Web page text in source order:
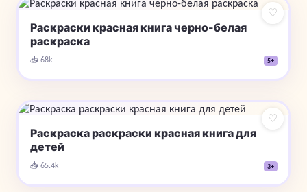
♡
Раскраски красная книга черно-белая
раскраска
📥 68k 5+
♡
Раскраска раскраски красная книга для
детей
📥 65.4k 3+